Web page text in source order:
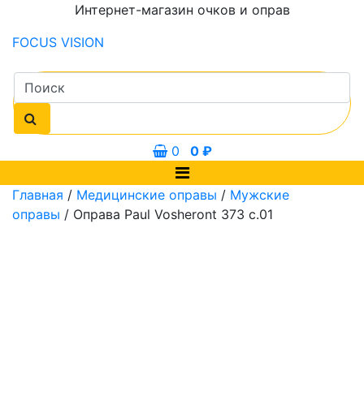
Интернет-магазин очков и оправ
FOCUS VISION
0 0 ₽
Главная / Медицинские оправы / Мужские
оправы / Оправа Paul Vosheront 373 с.01